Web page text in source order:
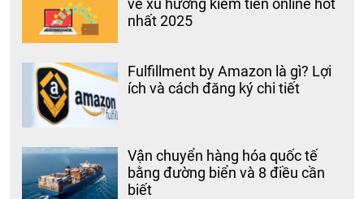
về xu hướng kiếm tiền online hot
nhất 2025
Fulfillment by Amazon là gì? Lợi
ích và cách đăng ký chi tiết
Vận chuyển hàng hóa quốc tế
bằng đường biển và 8 điều cần
biết